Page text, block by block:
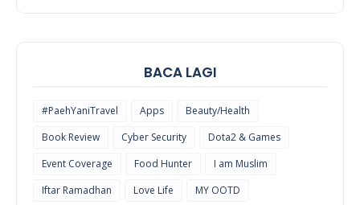
BACA LAGI
#PaehYaniTravel Apps
Beauty/Health
Book Review
Cyber Security
Dota2 & Games
Event Coverage
Food Hunter
I am Muslim
Iftar Ramadhan
Love Life
MY OOTD